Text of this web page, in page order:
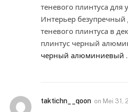
теневого плинтуса для
Интерьер безупречный
теневого плинтуса в
плинтус черный
черный алюминиевый .
taktichn__qoon on Mei 31,